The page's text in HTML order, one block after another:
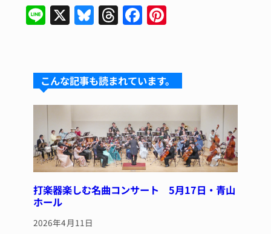
Li
n
X Bl
u
s
k
y
T
hr
a
d
s
F
a
e
b
o
o
k
re
st
こんな記事も読まれています。
打楽器楽しむ名曲コンサート 5月17日・青山
ホール
2026年4月11日